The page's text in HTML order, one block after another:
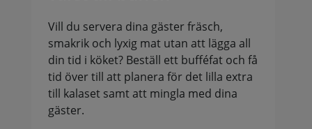
Vill du servera dina gäster fräsch,
smakrik och lyxig mat utan att lägga all
din tid i köket? Beställ ett bufféfat och få
tid över till att planera för det lilla extra
till kalaset samt att mingla med dina
gäster.